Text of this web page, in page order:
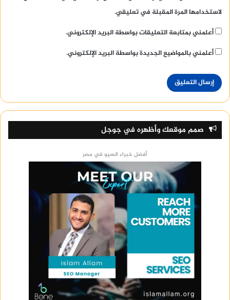
لاستخدامها المرة المقبلة في تعليقي.
أعلمني بمتابعة التعليقات بواسطة البريد الإلكتروني.
أعلمني بالمواضيع الجديدة بواسطة البريد الإلكتروني.
صمم موقعك وأظهره في جوجل
أفضل خبراء السيو في مصر